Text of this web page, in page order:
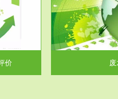
价
生产工艺过程
...
检测范围工业废
气。